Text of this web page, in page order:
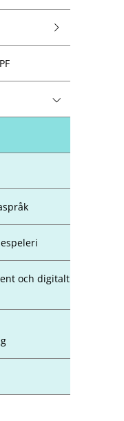
och digitalt